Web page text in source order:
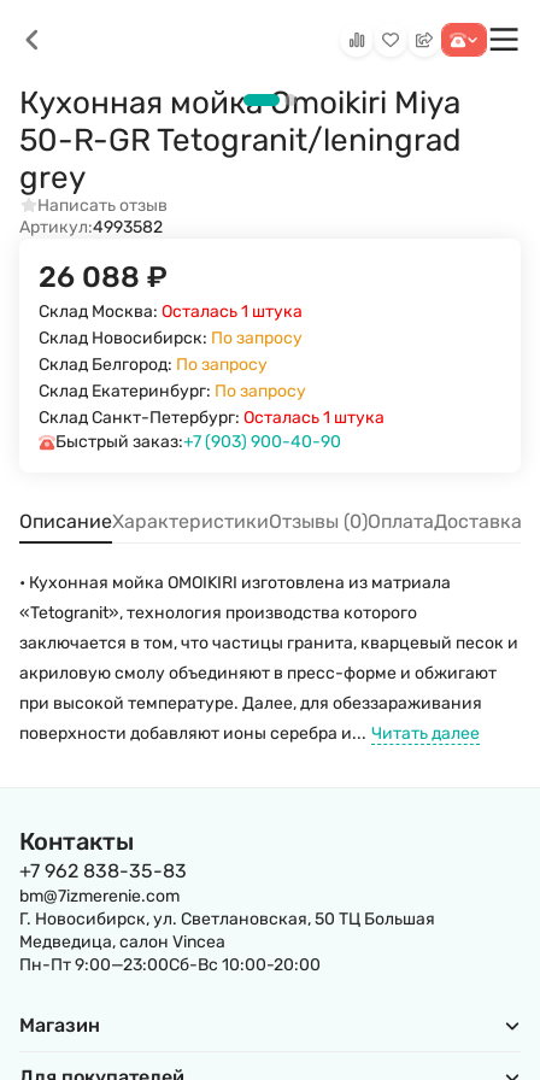
Кухонная мойка Omoikiri Miya
50-R-GR Tetogranit/leningrad
grey
Написать отзыв
Артикул:4993582
26 088 ₽
Склад Москва: Осталась 1 штука
Склад Новосибирск: По запросу
Склад Белгород: По запросу
Склад Екатеринбург: По запросу
Склад Санкт-Петербург: Осталась 1 штука
Быстрый заказ:+7 (903) 900-40-90
ОписаниеХарактеристикиОтзывы (0)ОплатаДоставка
• Кухонная мойка OMOIKIRI изготовлена из матриала
«Tetogranit», технология производства которого
заключается в том, что частицы гранита, кварцевый песок и
акриловую смолу объединяют в пресс-форме и обжигают
при высокой температуре. Далее, для обеззараживания
поверхности добавляют ионы серебра и... Читать далее
Контакты
+7 962 838-35-83
bm@7izmerenie.com
Г. Новосибирск, ул. Светлановская, 50 ТЦ Большая
Медведица, салон Vincea
Пн-Пт 9:00—23:00Сб-Вс 10:00-20:00
Магазин